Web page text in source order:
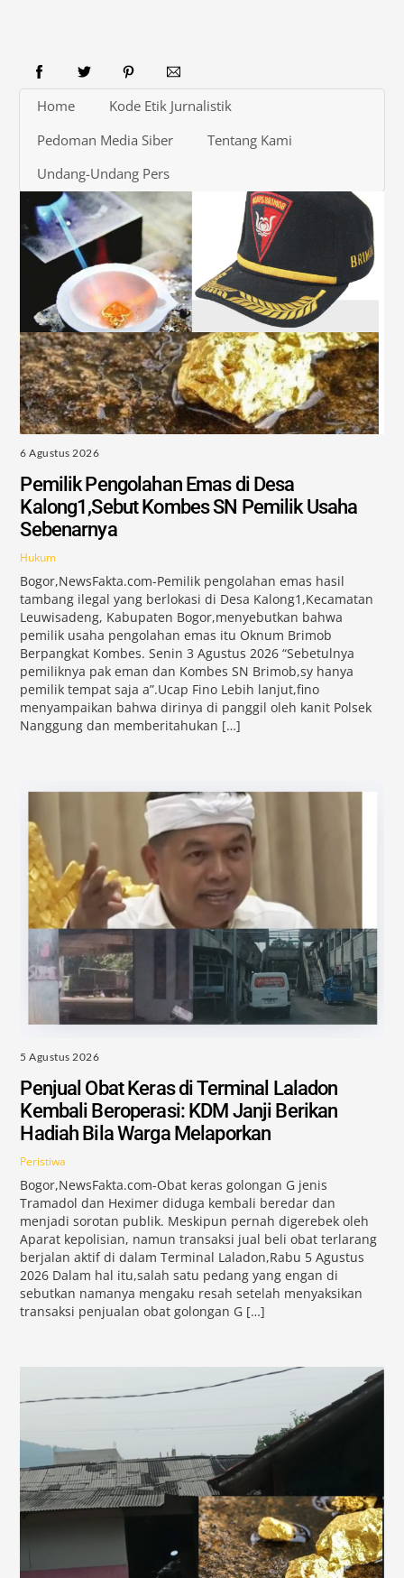
Home
Kode Etik Jurnalistik
Pedoman Media Siber
Tentang Kami
Undang-Undang Pers
6 Agustus 2026
Pemilik Pengolahan Emas di Desa
Kalong1,Sebut Kombes SN Pemilik Usaha
Sebenarnya
Hukum
Bogor,NewsFakta.com-Pemilik pengolahan emas hasil
tambang ilegal yang berlokasi di Desa Kalong1,Kecamatan
Leuwisadeng, Kabupaten Bogor,menyebutkan bahwa
pemilik usaha pengolahan emas itu Oknum Brimob
Berpangkat Kombes. Senin 3 Agustus 2026 “Sebetulnya
pemiliknya pak eman dan Kombes SN Brimob,sy hanya
pemilik tempat saja a”.Ucap Fino Lebih lanjut,fino
menyampaikan bahwa dirinya di panggil oleh kanit Polsek
Nanggung dan memberitahukan […]
5 Agustus 2026
Penjual Obat Keras di Terminal Laladon
Kembali Beroperasi: KDM Janji Berikan
Hadiah Bila Warga Melaporkan
Peristiwa
Bogor,NewsFakta.com-Obat keras golongan G jenis
Tramadol dan Heximer diduga kembali beredar dan
menjadi sorotan publik. Meskipun pernah digerebek oleh
Aparat kepolisian, namun transaksi jual beli obat terlarang
berjalan aktif di dalam Terminal Laladon,Rabu 5 Agustus
2026 Dalam hal itu,salah satu pedang yang engan di
sebutkan namanya mengaku resah setelah menyaksikan
transaksi penjualan obat golongan G […]